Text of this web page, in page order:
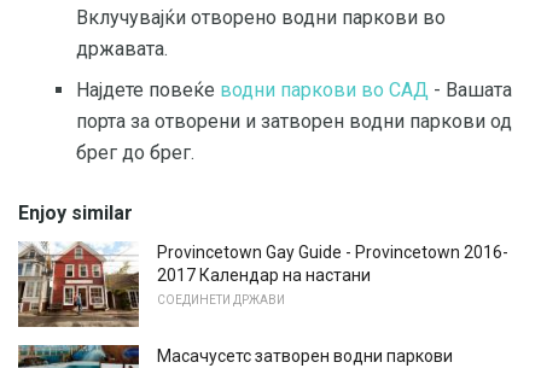
Вклучувајќи отворено водни паркови во
државата.
Најдете повеќе водни паркови во САД - Вашата
порта за отворени и затворен водни паркови од
брег до брег.
Enjoy similar
Provincetown Gay Guide - Provincetown 2016-
2017 Календар на настани
СОЕДИНЕТИ ДРЖАВИ
Масачусетс затворен водни паркови